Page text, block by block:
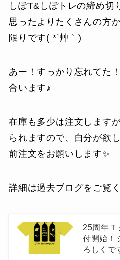
しぽT&しぽトレの締め切
思ったよりたくさんの方
限りです( *´艸｀)
あー！すっかり忘れてた
合います♪
在庫も多少は注文します
られますので、自分が欲
前注文をお願いします✨
詳細は過去ブログをご覧
25周年Ｔ
付開始！
ろしくで